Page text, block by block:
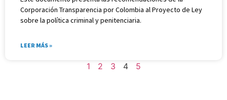
Corporación Transparencia por Colombia al Proyecto de Ley
sobre la política criminal y penitenciaria.
LEER MÁS »
1 2 3 4 5